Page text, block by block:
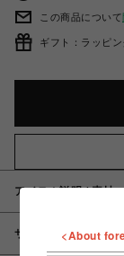
この商品について
ギフト：ラッピン
アイテム説明 / 素材
サイズ <About